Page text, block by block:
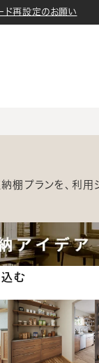
ド再設定のお願い
棚プランを、利用
む